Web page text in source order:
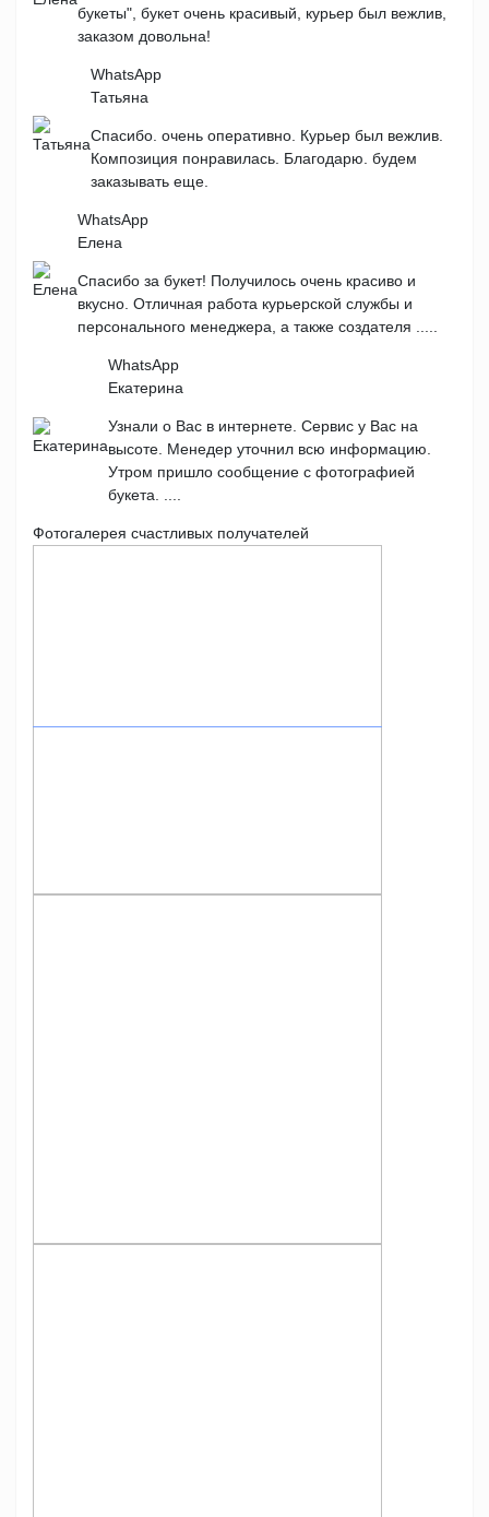
букеты", букет очень красивый, курьер был вежлив,
заказом довольна!
WhatsApp
Татьяна
Спасибо. очень оперативно. Курьер был вежлив.
Композиция понравилась. Благодарю. будем
заказывать еще.
WhatsApp
Елена
Спасибо за букет! Получилось очень красиво и
вкусно. Отличная работа курьерской службы и
персонального менеджера, а также создателя .....
WhatsApp
Екатерина
Узнали о Вас в интернете. Сервис у Вас на
высоте. Менедер уточнил всю информацию.
Утром пришло сообщение с фотографией
букета. ....
Фотогалерея счастливых получателей